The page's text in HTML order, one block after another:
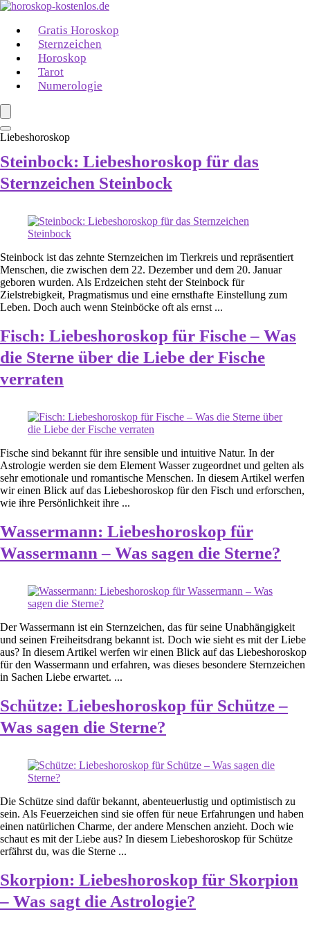
Gratis Horoskop
Sternzeichen
Horoskop
Tarot
Numerologie
Liebeshoroskop
Steinbock: Liebeshoroskop für das
Sternzeichen Steinbock
Steinbock ist das zehnte Sternzeichen im Tierkreis und repräsentiert
Menschen, die zwischen dem 22. Dezember und dem 20. Januar
geboren wurden. Als Erdzeichen steht der Steinbock für
Zielstrebigkeit, Pragmatismus und eine ernsthafte Einstellung zum
Leben. Doch auch wenn Steinböcke oft als ernst ...
Fisch: Liebeshoroskop für Fische – Was
die Sterne über die Liebe der Fische
verraten
Fische sind bekannt für ihre sensible und intuitive Natur. In der
Astrologie werden sie dem Element Wasser zugeordnet und gelten als
sehr emotionale und romantische Menschen. In diesem Artikel werfen
wir einen Blick auf das Liebeshoroskop für den Fisch und erforschen,
wie ihre Persönlichkeit ihre ...
Wassermann: Liebeshoroskop für
Wassermann – Was sagen die Sterne?
Der Wassermann ist ein Sternzeichen, das für seine Unabhängigkeit
und seinen Freiheitsdrang bekannt ist. Doch wie sieht es mit der Liebe
aus? In diesem Artikel werfen wir einen Blick auf das Liebeshoroskop
für den Wassermann und erfahren, was dieses besondere Sternzeichen
in Sachen Liebe erwartet. ...
Schütze: Liebeshoroskop für Schütze –
Was sagen die Sterne?
Die Schütze sind dafür bekannt, abenteuerlustig und optimistisch zu
sein. Als Feuerzeichen sind sie offen für neue Erfahrungen und haben
einen natürlichen Charme, der andere Menschen anzieht. Doch wie
schaut es mit der Liebe aus? In diesem Liebeshoroskop für Schütze
erfährst du, was die Sterne ...
Skorpion: Liebeshoroskop für Skorpion
– Was sagt die Astrologie?